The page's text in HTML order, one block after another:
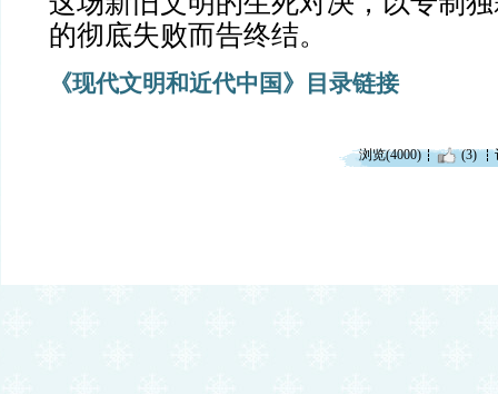
的彻底失败而告终结。
《现代文明和近代中国》目录链接
浏览(4000) (3)